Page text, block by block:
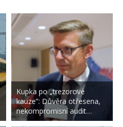
Kupka po „trezorové
kauze”: Důvěra otřesena,
nekompromisní audit…